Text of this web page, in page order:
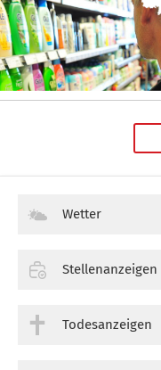
Wetter
Stellenanzeigen
Todesanzeigen